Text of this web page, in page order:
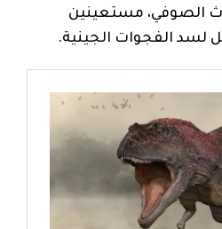
الصوفي، مستعينين
لسد الفجوات الجينية.